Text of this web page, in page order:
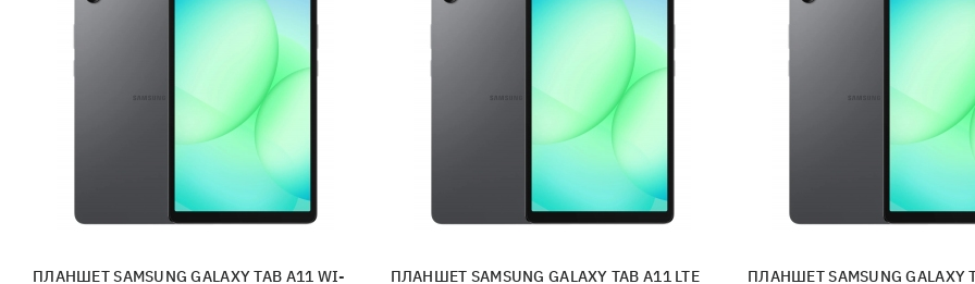
ПЛАНШЕТ SAMSUNG GALAXY TAB A11 WI- ПЛАНШЕТ SAMSUNG GALAXY TAB A11 LTE ПЛАНШЕТ SAMSUNG GALAXY